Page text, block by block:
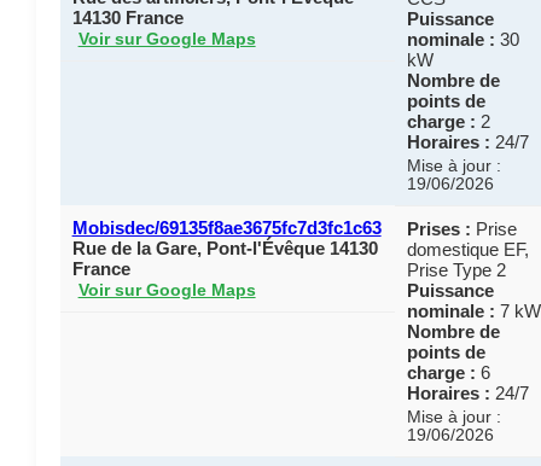
14130 France
Voir sur Google Maps
Puissance
nominale : 30
kW
Nombre de
points de
charge : 2
Horaires : 24/7
Mise à jour :
19/06/2026
Mobisdec/69135f8ae3675fc7d3fc1c63
Rue de la Gare, Pont-l'Évêque 14130
France
Voir sur Google Maps
Prises : Prise
domestique EF,
Prise Type 2
Puissance
nominale : 7 kW
Nombre de
points de
charge : 6
Horaires : 24/7
Mise à jour :
19/06/2026